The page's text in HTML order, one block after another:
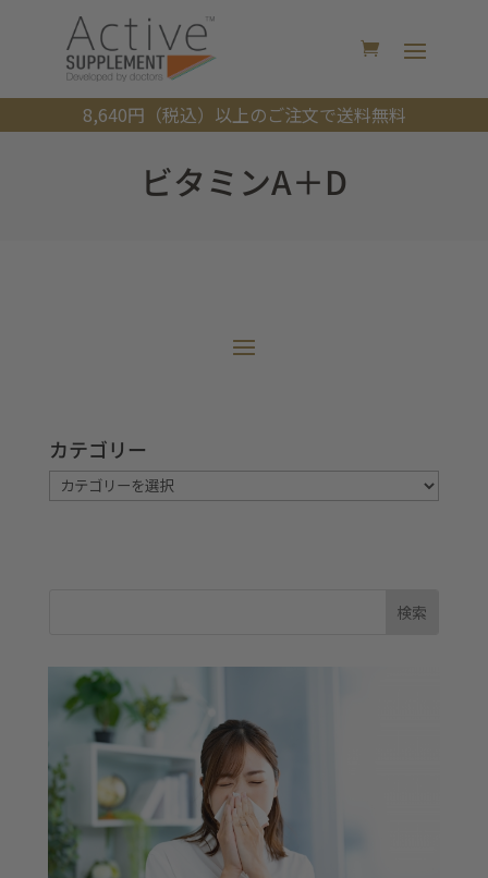
8,640円（税込）以上のご注文で送料無料
ビタミンA＋D
カテゴリー
カ